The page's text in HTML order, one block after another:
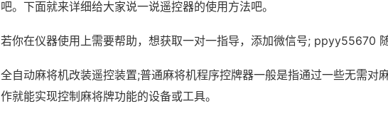
吧。下面就来详细给大家说一说遥控器的使用方法吧。
若你在仪器使用上需要帮助，想获取一对一指导，添加微信号; ppyy55670 随
全自动麻将机改装遥控装置;普通麻将机程序控牌器一般是指通过一些无需对
作就能实现控制麻将牌功能的设备或工具。